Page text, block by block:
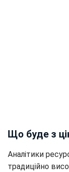
Що буде з
Аналітики
традиційно